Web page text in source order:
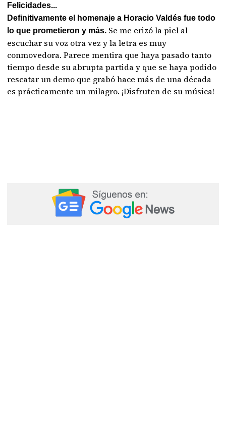
Felicidades...
Definitivamente el homenaje a Horacio Valdés fue todo
lo que prometieron y más. Se me erizó la piel al
escuchar su voz otra vez y la letra es muy
conmovedora. Parece mentira que haya pasado tanto
tiempo desde su abrupta partida y que se haya podido
rescatar un demo que grabó hace más de una década
es prácticamente un milagro. ¡Disfruten de su música!